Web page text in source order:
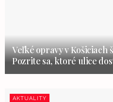
Veľké opravy v
Pozrite sa, ktoré ulice
AKTUALITY